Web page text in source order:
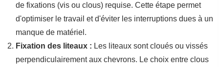
de fixations (vis ou clous) requise. Cette étape permet
d'optimiser le travail et d'éviter les interruptions dues à un
manque de matériel.
Fixation des liteaux : Les liteaux sont cloués ou vissés
perpendiculairement aux chevrons. Le choix entre clous